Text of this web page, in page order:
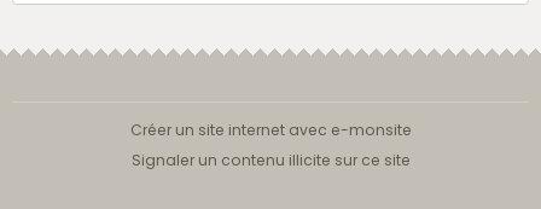
Créer un site internet avec e-monsite
Signaler un contenu illicite sur ce site